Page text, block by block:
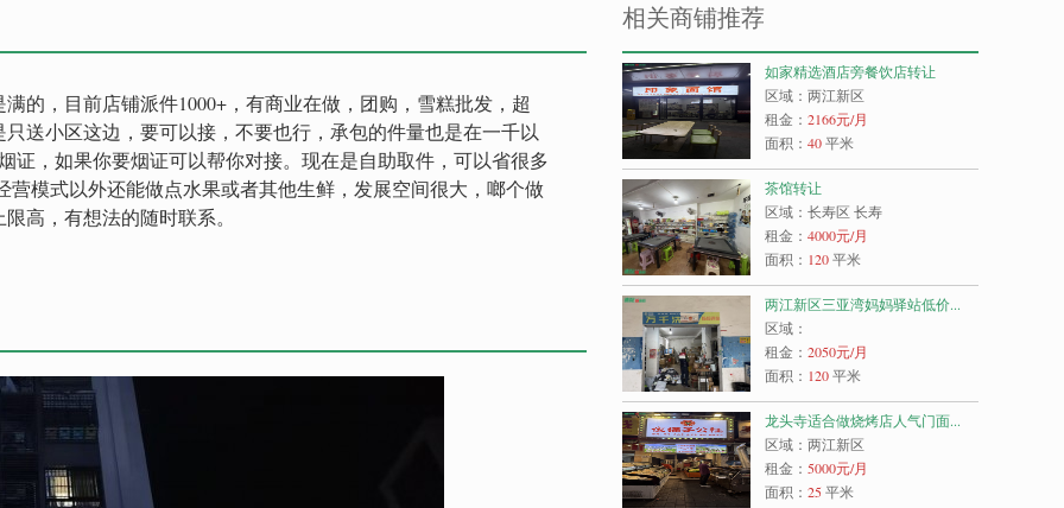
的，目前店铺派件1000+，有商业在做，团购，雪糕批发，超
送小区这边，要可以接，不要也行，承包的件量也是在一千以
证，如果你要烟证可以帮你对接。现在是自助取件，可以省很多
营模式以外还能做点水果或者其他生鲜，发展空间很大，啷个做
高，有想法的随时联系。
相关商铺推荐
如家精选酒店旁餐饮店转让
区域：两江新区
租金： 2166元/月
面积： 40平米
茶馆转让
区域：长寿区 长寿
租金： 4000元/月
面积： 120平米
两江新区三亚湾妈妈驿站低价...
区域：
租金： 2050元/月
面积： 120平米
龙头寺适合做烧烤店人气门面...
区域：两江新区
租金： 5000元/月
面积： 25平米